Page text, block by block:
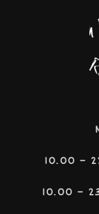
10.00 –
10.00 –